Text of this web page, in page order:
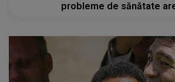
probleme de sănătate